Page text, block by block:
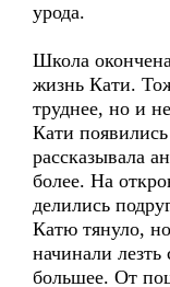
урода.
Школа
жизнь Кати.
труднее, но и
Кати
рассказывала
более. На
делились
Катю тянуло,
начинали
большее. От